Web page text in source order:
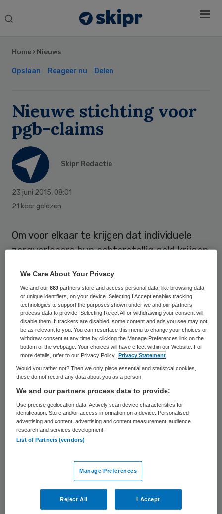
Search
Home › Nieuws
Opslaan Reageer nu Delen
Nieuwe stichting voor
pgb-claims
Skipr Redactie
23 juni 2015, 08:01
21 keer gelezen
Om voor elkaar te krijgen dat individuele
zorgverleners hun achterstallig geld krijgen
wordt dinsdag een nieuwe stichting
opgericht: Stichting PGB Schadeclaim. Dat
heeft Eric van der Goot, advocaat van de
stichting, dinsdag gezegd naar aanleiding
van berichtgeving van de NOS.
Individuele zorgverleners die werken voor
mensen met een persoonsgebonden budget
(pgb), kunnen zich bij PGB Schadeclaim
aanmelden. Die bekijkt vervolgens binnen
twee weken op hoeveel geld de
zorgverlener recht heeft en schrijft dan
De stichting wordt opgericht na een
uitspraak van de kantonrechter in
Amsterdam, die heeft bepaald dat een
Sidebar
We Care About Your Privacy
We and our889 partners store and access personal data, like browsing data
or unique identifiers, on your device. Selecting I Accept enables tracking
technologies to support the purposes shown under we and our partners
process data to provide. Selecting Reject All or withdrawing your consent will
disable them. If trackers are disabled, some content and ads you see may not
be as relevant to you. You can resurface this menu to change your choices or
withdraw consent at any time by clicking the Manage Preferences link on the
bottom of the webpage. Your choices will have effect within our Website. For
more details, refer to our Privacy Policy.
Privacy Statement
Would you rather not? Then we only place essential and statistical cookies,
these do not record any data about you as a person
We and our partners process data to provide:
Use precise geolocation data. Actively scan device characteristics for
identification. Store and/or access information on a device. Personalised
advertising and content, advertising and content measurement, audience
research and services development.
List of Partners (vendors)
Manage Preferences
Reject All I Accept